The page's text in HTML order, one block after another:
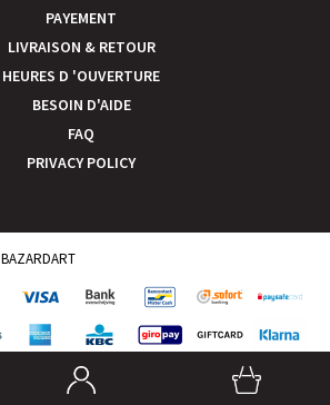
PAYEMENT
LIVRAISON & RETOUR
HEURES D 'OUVERTURE
BESOIN D'AIDE
FAQ
PRIVACY POLICY
BAZARDART